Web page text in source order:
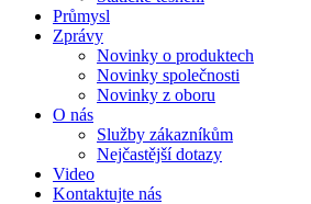
Průmysl
Zprávy
Novinky o produktech
Novinky společnosti
Novinky z oboru
O nás
Služby zákazníkům
Nejčastější dotazy
Video
Kontaktujte nás